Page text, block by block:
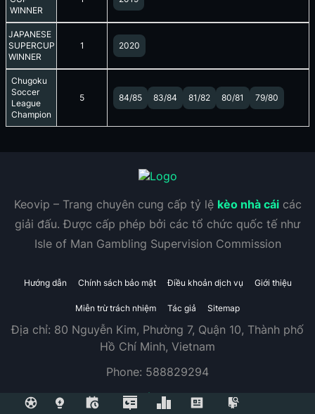
WINNER
JAPANESE
SUPERCUP
WINNER
1 2020
Chugoku
Soccer
League
Champion
5 84/85 83/84 81/82 80/81 79/80
Keovip – Trang chuyên cung cấp tỷ lệ kèo nhà cáicác
giải đấu. Được cấp phép bởi các tổ chức quốc tế như
Isle of Man Gambling Supervision Commission
Hướng dẫn Chính sách bảo mật Điều khoản dịch vụ Giới thiệu
Miễn trừ trách nhiệm Tác giả Sitemap
Địa chỉ: 80 Nguyễn Kim, Phường 7, Quận 10, Thành phố
Hồ Chí Minh, Vietnam
Phone: 588829294